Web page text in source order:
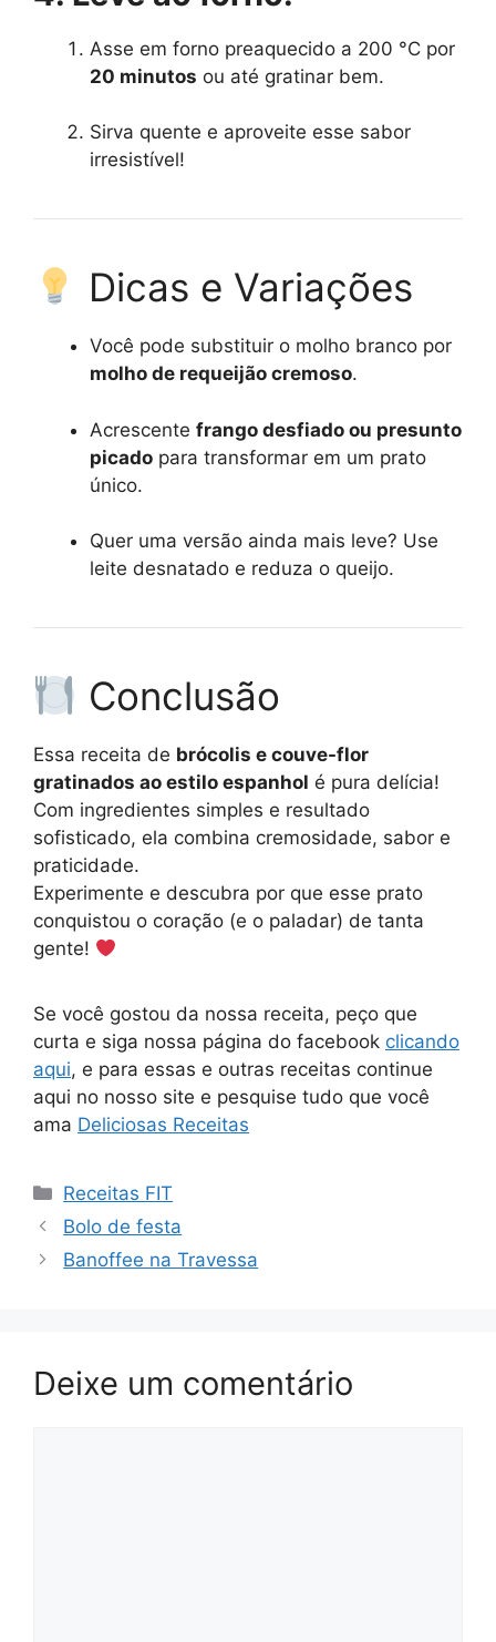
Asse em forno preaquecido a 200 °C por
20 minutos ou até gratinar bem.
Sirva quente e aproveite esse sabor
irresistível!
Dicas e Variações
Você pode substituir o molho branco por
molho de requeijão cremoso.
Acrescente frango desfiado ou presunto
picado para transformar em um prato
único.
Quer uma versão ainda mais leve? Use
leite desnatado e reduza o queijo.
Conclusão
Essa receita de brócolis e couve-flor
gratinados ao estilo espanhol é pura delícia!
Com ingredientes simples e resultado
sofisticado, ela combina cremosidade, sabor e
praticidade.
Experimente e descubra por que esse prato
conquistou o coração (e o paladar) de tanta
gente!
Se você gostou da nossa receita, peço que
curta e siga nossa página do facebook clicando
aqui, e para essas e outras receitas continue
aqui no nosso site e pesquise tudo que você
ama Deliciosas Receitas
Categorias
Receitas FIT
Bolo de festa
Banoffee na Travessa
Deixe um comentário